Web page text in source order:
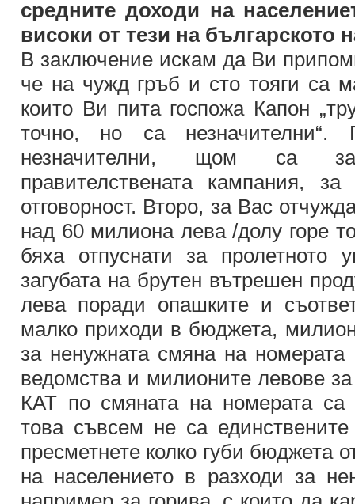
средните доходи на
високи от тези на българското
В заключение искам да Ви
че на чужд гръб и сто тояги са
които Ви пита госпожа Капон
точно, но са
незначителни, щом са
правителствената кампания,
отговорност. Второ, за Вас
над 60 милиона лева /долу горе
бяха отпуснати за пролетното
загубата на брутен вътрешен
лева поради опашките и
малко приходи в бюджета,
за ненужната смяна на
ведомства и милионите левове
КАТ по смяната на номерата са
това съвсем не са
пресметнете колко губи бюджета
на населението в разходи за